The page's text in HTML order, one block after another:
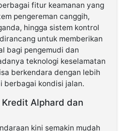
fitur keamanan yang
pengereman canggih,
hingga sistem kontrol
untuk memberikan
bagi pengemudi dan
teknologi keselamatan
berkendara dengan lebih
berbagai kondisi jalan.
Alphard dan
kini semakin mudah